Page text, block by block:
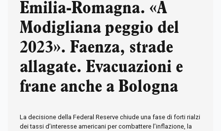
Emilia-Romagna. «A
Modigliana peggio del
2023». Faenza, strade
allagate. Evacuazioni e
frane anche a Bologna
La decisione della Federal Reserve chiude una fase di forti rialzi
dei tassi d’interesse americani per combattere l’inflazione, la